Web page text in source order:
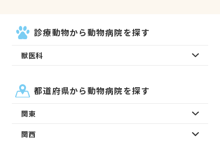
診療動物から動物病院を探す
獣医科
都道府県から動物病院を探す
関東
関西